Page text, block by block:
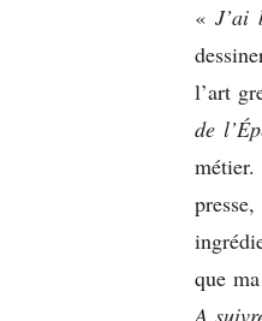
«J’ai
l’art
de
que
A